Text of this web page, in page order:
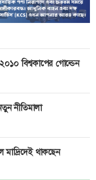
বিশ্বকাপের গোল্ডেন
নীতিমালা
মাদ্রিদেই থাকছেন